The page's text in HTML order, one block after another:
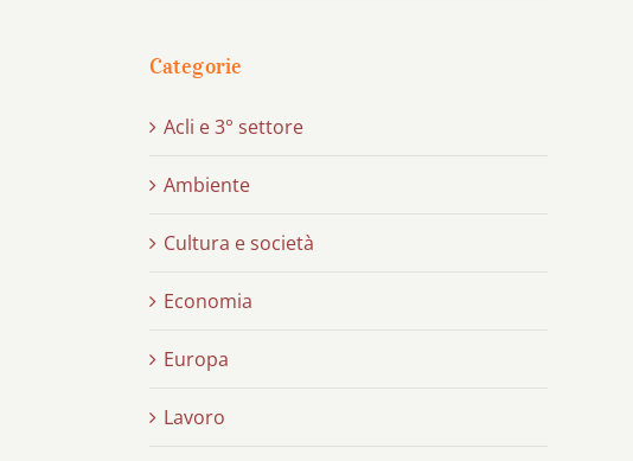
Categorie
Acli e 3° settore
Ambiente
Cultura e società
Economia
Europa
Lavoro